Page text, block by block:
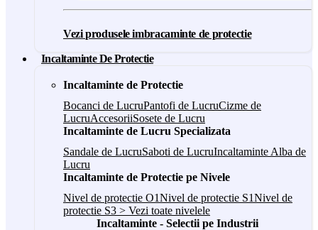
Vezi produsele imbracaminte de protectie
Incaltaminte De Protectie
Incaltaminte de Protectie
Bocanci de LucruPantofi de LucruCizme de
LucruAccesoriiSosete de Lucru
Incaltaminte de Lucru Specializata
Sandale de LucruSaboti de LucruIncaltaminte Alba de
Lucru
Incaltaminte de Protectie pe Nivele
Nivel de protectie O1Nivel de protectie S1Nivel de
protectie S3 > Vezi toate nivelele
Incaltaminte - Selectii pe Industrii